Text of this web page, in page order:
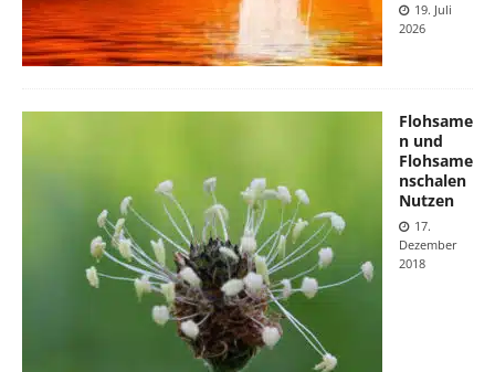
19. Juli
2026
Flohsame
n und
Flohsame
nschalen
Nutzen
17.
Dezember
2018